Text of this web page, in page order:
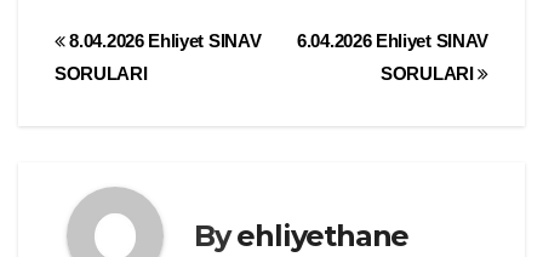
Yazı
6.04.2026 Ehliyet SINAV
SORULARI
8.04.2026 Ehliyet SINAV
SORULARI
Byehliyethane